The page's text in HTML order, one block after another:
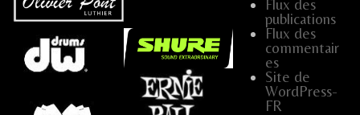
Flux des
publications
Flux des
commentair
es
Site de
WordPress-
FR